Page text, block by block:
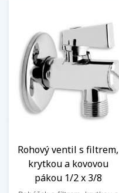
Rohový ventil s filtrem,
krytkou a kovovou
pákou 1/2 x 3/8